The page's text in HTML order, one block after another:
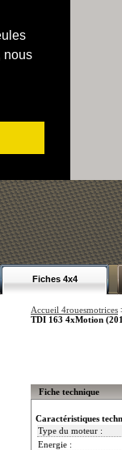
nous
Fiches 4x4
Accueil 4rouesmotrices
TDI 163 4xMotion
Fiche technique
Caractéristiques
Type du moteur :
Energie :